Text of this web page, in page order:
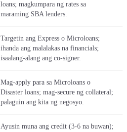
loans; magkumpara ng rates sa
maraming SBA lenders.
Targetin ang Express o Microloans;
ihanda ang malalakas na financials;
isaalang-alang ang co-signer.
Mag-apply para sa Microloans o
Disaster loans; mag-secure ng collateral;
palaguin ang kita ng negosyo.
Ayusin muna ang credit (3-6 na buwan);